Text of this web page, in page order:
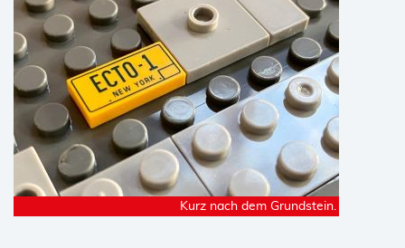
Kurz nach dem Grundstein.